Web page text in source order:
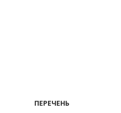
ПЕРЕЧЕНЬ